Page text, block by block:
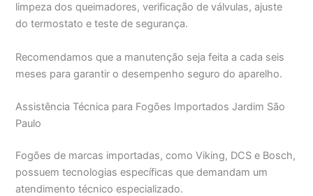
limpeza dos queimadores, verificação de válvulas, ajuste
do termostato e teste de segurança.
Recomendamos que a manutenção seja feita a cada seis
meses para garantir o desempenho seguro do aparelho.
Assistência Técnica para Fogões Importados Jardim São
Paulo
Fogões de marcas importadas, como Viking, DCS e Bosch,
possuem tecnologias específicas que demandam um
atendimento técnico especializado.